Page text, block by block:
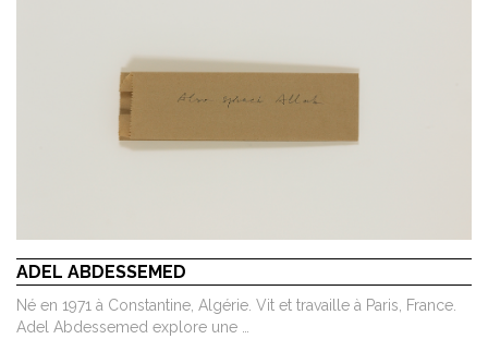
ADEL ABDESSEMED
Né en 1971 à Constantine, Algérie. Vit et travaille à Paris, France.
Adel Abdessemed explore une …